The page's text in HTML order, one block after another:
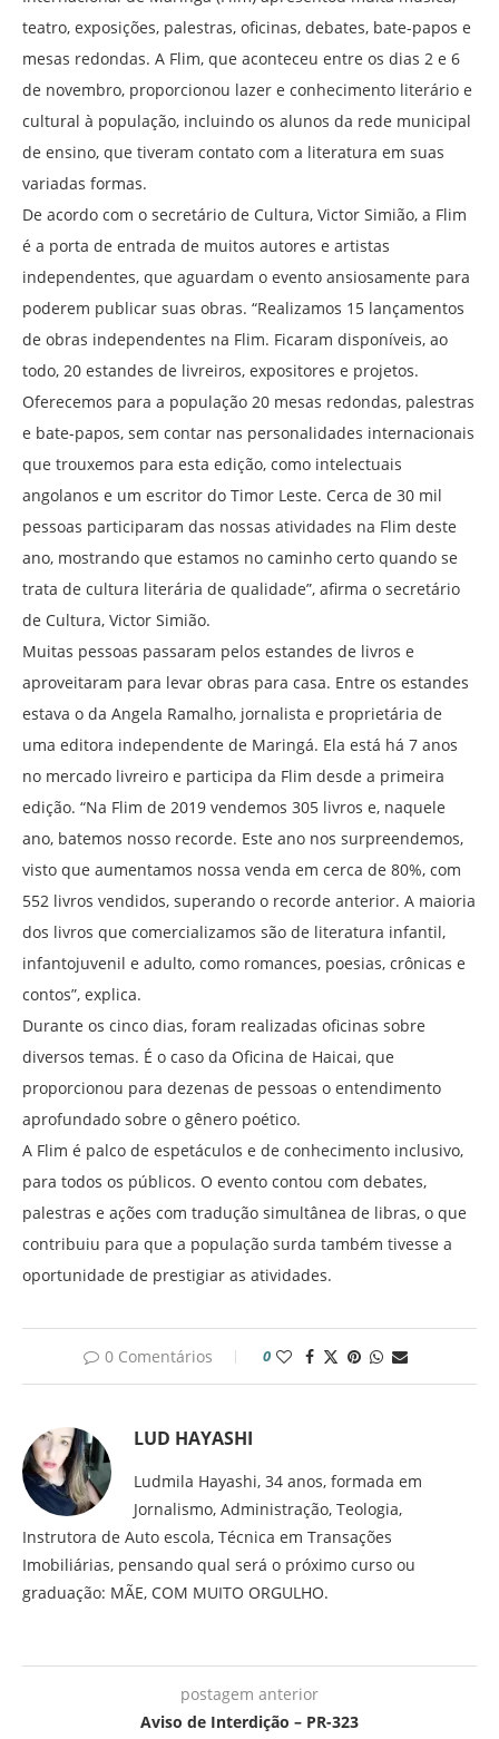
teatro, exposições, palestras, oficinas, debates, bate-papos e
mesas redondas. A Flim, que aconteceu entre os dias 2 e 6
de novembro, proporcionou lazer e conhecimento literário e
cultural à população, incluindo os alunos da rede municipal
de ensino, que tiveram contato com a literatura em suas
variadas formas.
De acordo com o secretário de Cultura, Victor Simião, a Flim
é a porta de entrada de muitos autores e artistas
independentes, que aguardam o evento ansiosamente para
poderem publicar suas obras. “Realizamos 15 lançamentos
de obras independentes na Flim. Ficaram disponíveis, ao
todo, 20 estandes de livreiros, expositores e projetos.
Oferecemos para a população 20 mesas redondas, palestras
e bate-papos, sem contar nas personalidades internacionais
que trouxemos para esta edição, como intelectuais
angolanos e um escritor do Timor Leste. Cerca de 30 mil
pessoas participaram das nossas atividades na Flim deste
ano, mostrando que estamos no caminho certo quando se
trata de cultura literária de qualidade”, afirma o secretário
de Cultura, Victor Simião.
Muitas pessoas passaram pelos estandes de livros e
aproveitaram para levar obras para casa. Entre os estandes
estava o da Angela Ramalho, jornalista e proprietária de
uma editora independente de Maringá. Ela está há 7 anos
no mercado livreiro e participa da Flim desde a primeira
edição. “Na Flim de 2019 vendemos 305 livros e, naquele
ano, batemos nosso recorde. Este ano nos surpreendemos,
visto que aumentamos nossa venda em cerca de 80%, com
552 livros vendidos, superando o recorde anterior. A maioria
dos livros que comercializamos são de literatura infantil,
infantojuvenil e adulto, como romances, poesias, crônicas e
contos”, explica.
Durante os cinco dias, foram realizadas oficinas sobre
diversos temas. É o caso da Oficina de Haicai, que
proporcionou para dezenas de pessoas o entendimento
aprofundado sobre o gênero poético.
A Flim é palco de espetáculos e de conhecimento inclusivo,
para todos os públicos. O evento contou com debates,
palestras e ações com tradução simultânea de libras, o que
contribuiu para que a população surda também tivesse a
oportunidade de prestigiar as atividades.
0 Comentários 0
LUD HAYASHI
Ludmila Hayashi, 34 anos, formada em
Jornalismo, Administração, Teologia,
Instrutora de Auto escola, Técnica em Transações
Imobiliárias, pensando qual será o próximo curso ou
graduação: MÃE, COM MUITO ORGULHO.
postagem anterior
Aviso de Interdição – PR-323